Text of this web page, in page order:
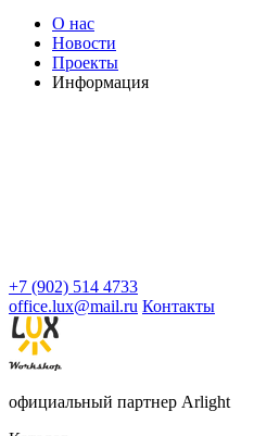
О нас
Новости
Проекты
Информация
+7 (902) 514 4733
office.lux@mail.ru Контакты
официальный партнер Arlight